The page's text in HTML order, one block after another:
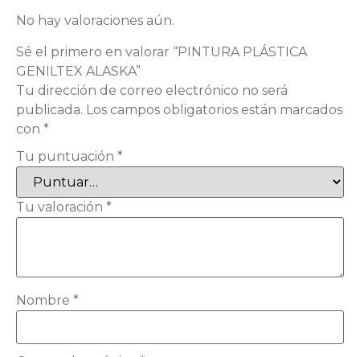
No hay valoraciones aún.
Sé el primero en valorar “PINTURA PLÁSTICA
GENILTEX ALASKA”
Tu dirección de correo electrónico no será
publicada. Los campos obligatorios están marcados
con *
Tu puntuación *
Tu valoración *
Nombre *